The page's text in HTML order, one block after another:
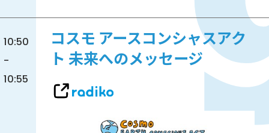
10:50
-
10:55
コスモ アースコンシャスアク
ト 未来へのメッセージ